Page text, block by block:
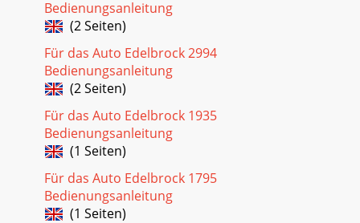
Bedienungsanleitung
(2 Seiten)
Für das Auto Edelbrock 2994
Bedienungsanleitung
(2 Seiten)
Für das Auto Edelbrock 1935
Bedienungsanleitung
(1 Seiten)
Für das Auto Edelbrock 1795
Bedienungsanleitung
(1 Seiten)